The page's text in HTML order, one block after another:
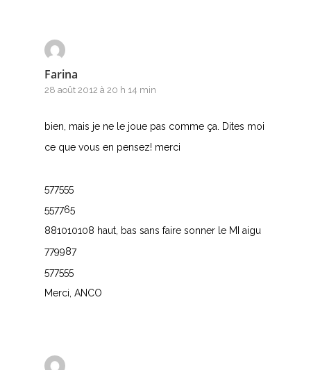
Farina
28 août 2012 à 20 h 14 min
bien, mais je ne le joue pas comme ça. Dites moi
ce que vous en pensez! merci
577555
557765
881010108 haut, bas sans faire sonner le MI aigu
779987
577555
Merci, ANCO